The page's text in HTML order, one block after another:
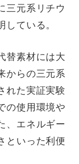
三元系リチウ
ている。
替素材には大
からの三元系
れた実証実験
の使用環境や
、エネルギー
といった利便